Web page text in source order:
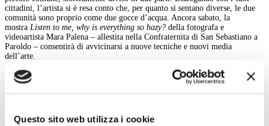
Questo sito web utilizza i cookie
cittadini, l’artista si è resa conto che, per quanto si sentano diverse, le due
comunità sono proprio come due gocce d’acqua. Ancora sabato, la
mostra Listen to me, why is everything so hazy? della fotografa e
videoartista Mara Palena – allestita nella Confraternita di San Sebastiano a
Paroldo – consentirà di avvicinarsi a nuove tecniche e nuovi media
dell’arte.
Infine, a San Bovo di Castino, domenica 13 luglio andrà in scena un
reading sonoro di
di George Orwell, a cura di Giuseppe Culicchia e di
Giorgio Li Calzi, in collaborazione con il Firenze Jazz Festival. Le opere
Marta Santacatterina